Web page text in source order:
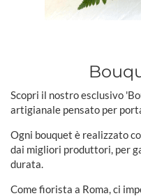
Scopri il nostro esclusivo
artigianale pensato per
Ogni bouquet è realizzato
dai migliori produttori, per
durata.
Come fiorista a Roma, ci